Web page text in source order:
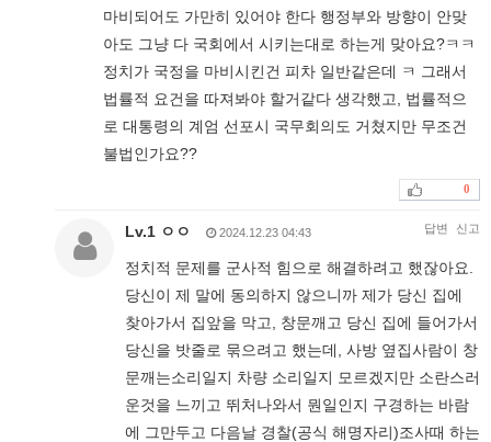
마비되어도 가만히 있어야 한다 행정부와 방향이 안맞
아도 그냥 다 국회에서 시키는대로 하는게 맞아요?ㅋㅋ
정치가 국정을 마비시킨건 피차 일반같은데 ㅋ 그래서
법률적 요건을 따져봐야 할거같다 생각했고, 법률적으
로 대통령의 계엄 선포시 국무회의도 거쳤지만 무조건
불법인가요??
0
Lv.1 ㅇㅇ 2024.12.23 04:43 답변 신고
정치적 문제를 군사적 힘으로 해결하려고 했잖아요.
당신이 제 말에 동의하지 않으니까 제가 당신 집에
찾아가서 집앞을 막고, 창문깨고 당신 집에 들어가서
당신을 밧줄로 묶으려고 했는데, 사방 옆집사람이 창
문깨는소리일지 차량 소리일지 모르겠지만 소란스러
운것을 느끼고 뛰처나와서 뭔일인지 구경하는 바람
에 그만두고 다음날 경찰(공식 해명자리)조사때 하는